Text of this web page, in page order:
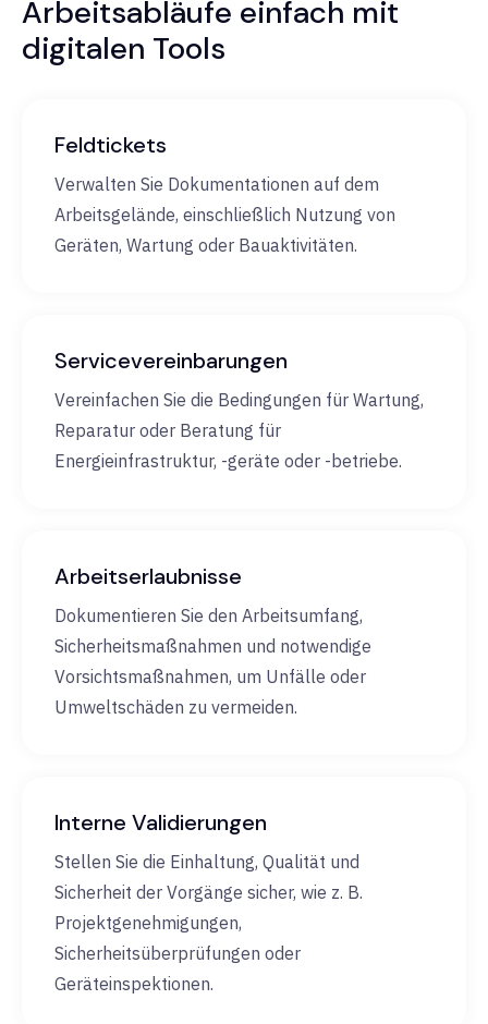
Arbeitsabläufe einfach mit
digitalen Tools
Feldtickets
Verwalten Sie Dokumentationen auf dem
Arbeitsgelände, einschließlich Nutzung von
Geräten, Wartung oder Bauaktivitäten.
Servicevereinbarungen
Vereinfachen Sie die Bedingungen für Wartung,
Reparatur oder Beratung für
Energieinfrastruktur, -geräte oder -betriebe.
Arbeitserlaubnisse
Dokumentieren Sie den Arbeitsumfang,
Sicherheitsmaßnahmen und notwendige
Vorsichtsmaßnahmen, um Unfälle oder
Umweltschäden zu vermeiden.
Interne Validierungen
Stellen Sie die Einhaltung, Qualität und
Sicherheit der Vorgänge sicher, wie z. B.
Projektgenehmigungen,
Sicherheitsüberprüfungen oder
Geräteinspektionen.